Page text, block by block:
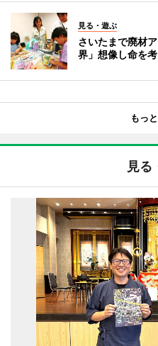
見る・遊ぶ
さいたまで廃材
界」想像し命を
もっ
見る